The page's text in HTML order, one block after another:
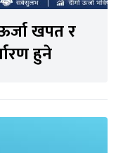
खपत र
हुने